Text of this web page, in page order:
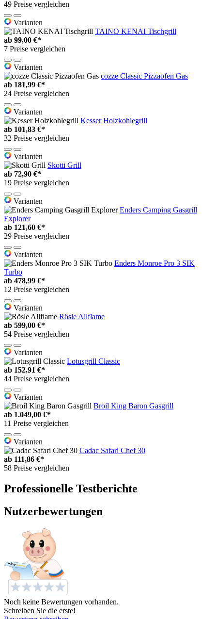
49 Preise vergleichen
Varianten
TAINO KENAI Tischgrill
ab 99,00 €*
7 Preise vergleichen
Varianten
cozze Classic Pizzaofen Gas
ab 181,99 €*
24 Preise vergleichen
Varianten
Kesser Holzkohlegrill
ab 101,83 €*
32 Preise vergleichen
Varianten
Skotti Grill
ab 72,90 €*
19 Preise vergleichen
Varianten
Enders Camping Gasgrill
Explorer
ab 121,60 €*
29 Preise vergleichen
Varianten
Enders Monroe Pro 3 SIK
Turbo
ab 478,99 €*
12 Preise vergleichen
Varianten
Rösle Allflame
ab 599,00 €*
54 Preise vergleichen
Varianten
Lotusgrill Classic
ab 152,91 €*
44 Preise vergleichen
Varianten
Broil King Baron Gasgrill
ab 1.049,00 €*
11 Preise vergleichen
Varianten
Cadac Safari Chef 30
ab 111,86 €*
58 Preise vergleichen
Professionelle Testberichte
Nutzerbewertungen
Noch keine Bewertungen vorhanden.
Schreiben Sie die erste!